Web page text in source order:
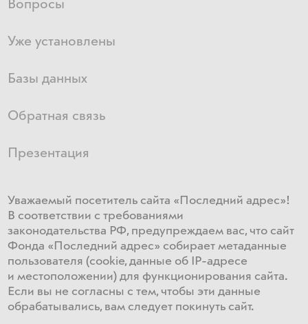
Вопросы
Уже установлены
Базы данных
Обратная связь
Презентация
Уважаемый посетитель сайта «Последний адрес»!
В соответствии с требованиями
законодательства РФ, предупреждаем вас, что сайт
Фонда «Последний адрес» собирает метаданные
пользователя (cookie, данные об IP-адресе
и местоположении) для функционирования сайта​.
Если ​вы не согласны с тем, чтобы эти данные
обрабатывались, ​вам ​следует покинуть сайт.